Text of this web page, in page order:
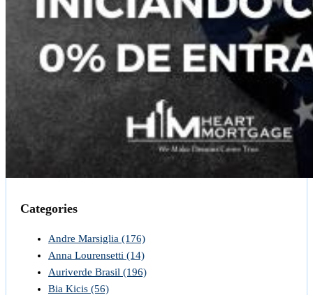
Categories
Andre Marsiglia (176)
Anna Lourensetti (14)
Auriverde Brasil (196)
Bia Kicis (56)